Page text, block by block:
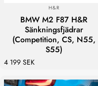
LEVERANTÖR:
H&R
BMW M2 F87 H&R
Sänkningsfjädrar
(Competition, CS, N55,
S55)
4 199 SEK